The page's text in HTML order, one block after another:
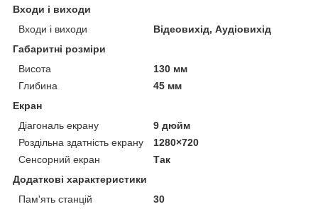
Входи і виходи
Входи і виходи
Відеовихід, Аудіовихід
Габаритні розміри
Висота
130 мм
Глибина
45 мм
Екран
Діагональ екрану
9 дюйм
Роздільна здатність екрану
1280×720
Сенсорний екран
Так
Додаткові характеристики
Пам'ять станцій
30